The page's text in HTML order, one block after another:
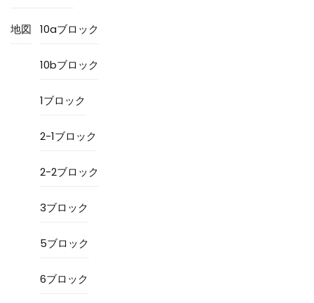
地図 10aブロック
10bブロック
1ブロック
2-1ブロック
2-2ブロック
3ブロック
5ブロック
6ブロック